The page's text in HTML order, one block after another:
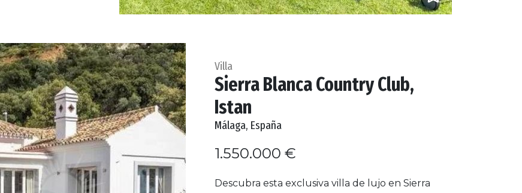
Villa
Sierra Blanca Country Club,
Istan
Málaga, España
1.550.000 €
Descubra esta exclusiva villa de lujo en Sierra